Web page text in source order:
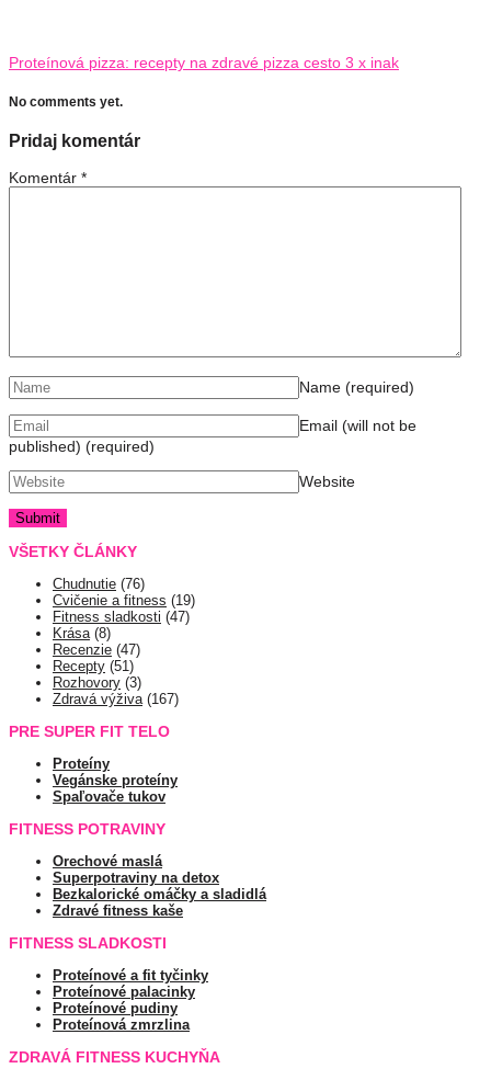
Proteínová pizza: recepty na zdravé pizza cesto 3 x inak
No comments yet.
Pridaj komentár
Komentár *
Name (required)
Email (will not be
published) (required)
Website
VŠETKY ČLÁNKY
Chudnutie (76)
Cvičenie a fitness (19)
Fitness sladkosti (47)
Krása(8)
Recenzie (47)
Recepty (51)
Rozhovory (3)
Zdravá výživa(167)
PRE SUPER FIT TELO
Proteíny
Vegánske proteíny
Spaľovače tukov
FITNESS POTRAVINY
Orechové maslá
Superpotraviny na detox
Bezkalorické omáčky a sladidlá
Zdravé fitness kaše
FITNESS SLADKOSTI
Proteínové a fit tyčinky
Proteínové palacinky
Proteínové pudiny
Proteínová zmrzlina
ZDRAVÁ FITNESS KUCHYŇA